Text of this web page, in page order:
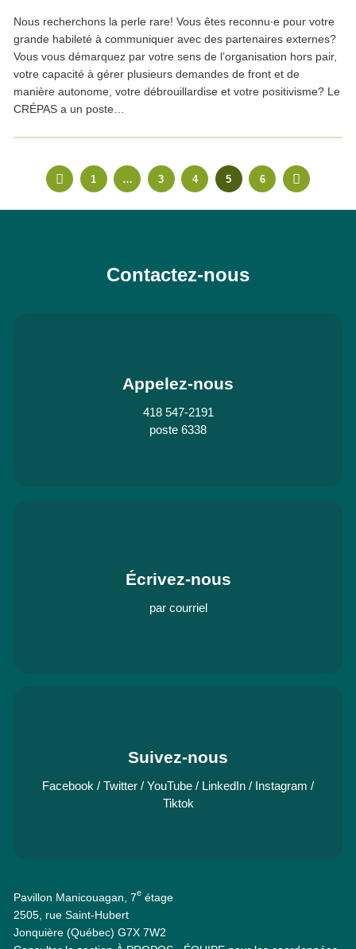
Nous recherchons la perle rare! Vous êtes reconnu∙e pour votre
grande habileté à communiquer avec des partenaires externes?
Vous vous démarquez par votre sens de l’organisation hors pair,
votre capacité à gérer plusieurs demandes de front et de
manière autonome, votre débrouillardise et votre positivisme? Le
CRÉPAS a un poste…
1 … 3 4 5 6
Contactez-nous
Appelez-nous
418 547-2191
poste 6338
Écrivez-nous
par courriel
Suivez-nous
Facebook / Twitter / YouTube / LinkedIn / Instagram /
Tiktok
Pavillon Manicouagan, 7e étage
2505, rue Saint-Hubert
Jonquière (Québec) G7X 7W2